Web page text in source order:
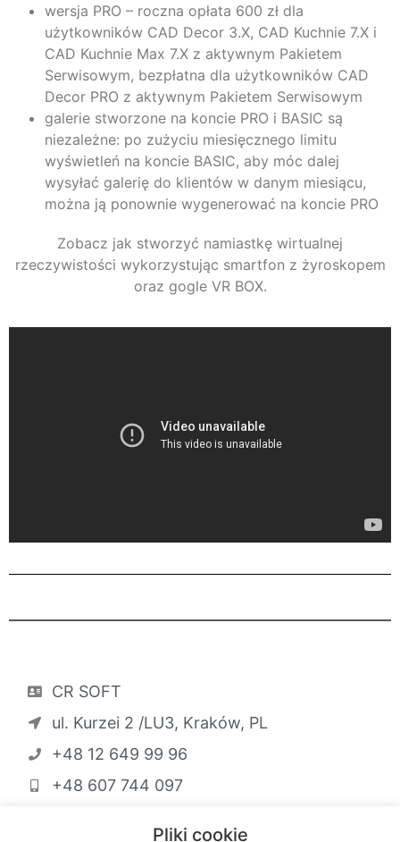
wersja PRO – roczna opłata 600 zł dla
użytkowników CAD Decor 3.X, CAD Kuchnie 7.X i
CAD Kuchnie Max 7.X z aktywnym Pakietem
Serwisowym, bezpłatna dla użytkowników CAD
Decor PRO z aktywnym Pakietem Serwisowym
galerie stworzone na koncie PRO i BASIC są
niezależne: po zużyciu miesięcznego limitu
wyświetleń na koncie BASIC, aby móc dalej
wysyłać galerię do klientów w danym miesiącu,
można ją ponownie wygenerować na koncie PRO
Zobacz jak stworzyć namiastkę wirtualnej
rzeczywistości wykorzystując smartfon z żyroskopem
oraz gogle VR BOX.
CR SOFT
ul. Kurzei 2 /LU3, Kraków, PL
+48 12 649 99 96
+48 607 744 097
Pliki cookie